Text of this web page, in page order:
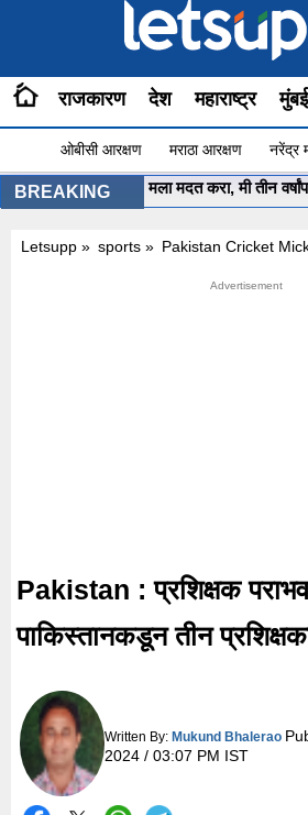
राजकारण देश महाराष्ट्र मुंबई
ओबीसी आरक्षण मराठा आरक्षण नरेंद्र
BREAKING
मुख्यमंत्री साहेब.. मला मदत करा, मी तीन
Letsupp » sports » Pakistan Cricket
Pakistan : प्रशिक्षक
पाकिस्तानकडून तीन
Written By:Mukund Bhalerao
2024 / 03:07 PM IST